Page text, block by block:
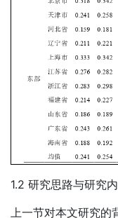
1.2 研究思路与研究
上一节对本文研究的